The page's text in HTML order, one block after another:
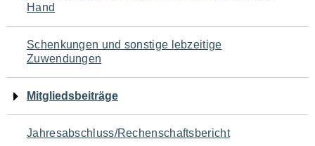
Hand
Schenkungen und sonstige lebzeitige
Zuwendungen
Mitgliedsbeiträge
Jahresabschluss/Rechenschaftsbericht